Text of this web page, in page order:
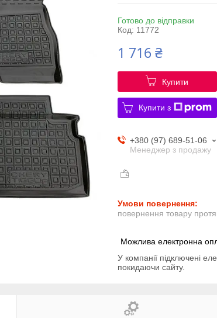
Готово до відправки
Код: 11772
1 716 ₴
Купити
Купити з
+380 (97) 689-51-06
Менеджер з продажу
повернення товару
У компанії підключені
покидаючи сайту.